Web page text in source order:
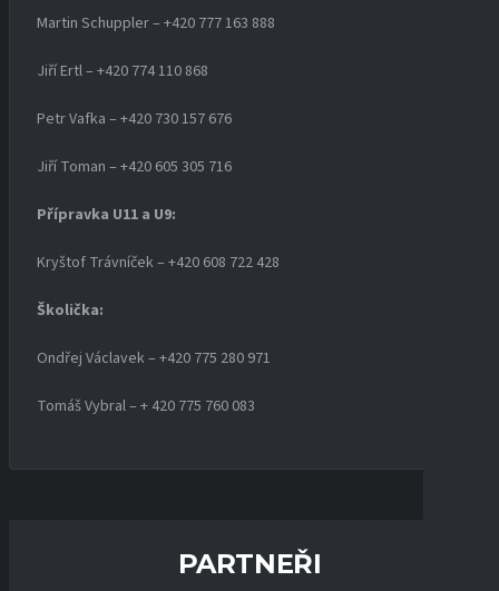
Martin Schuppler – +420 777 163 888
Jiří Ertl – +420 774 110 868
Petr Vafka – +420 730 157 676
Jiří Toman – +420 605 305 716
Přípravka U11 a U9:
Kryštof Trávníček – +420 608 722 428
Školička:
Ondřej Václavek – +420 775 280 971
Tomáš Vybral – + 420 775 760 083
PARTNEŘI